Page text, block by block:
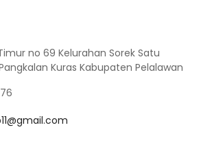
no 69 Kelurahan Sorek Satu
Kuras Kabupaten Pelalawan